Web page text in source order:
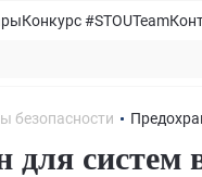
Конкурс #STOUTeam
безопасности
систем